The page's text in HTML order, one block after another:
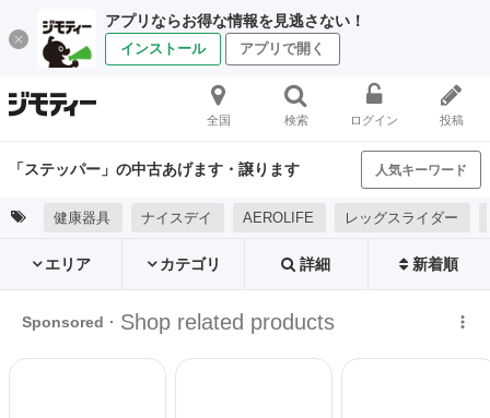
アプリならお得な情報を見逃さない！
インストール アプリで開く
全国 検索 ログイン 投稿
「ステッパー」の中古あげます・譲ります 人気キーワード
健康器具 ナイスデイ AEROLIFE レッグスライダー
エリア カテゴリ 詳細 新着順